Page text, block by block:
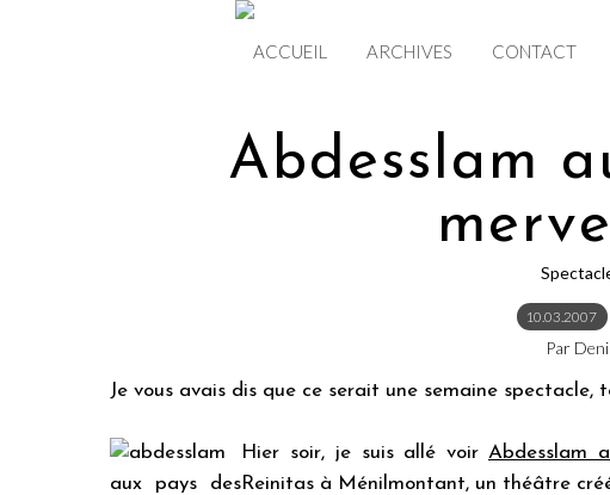
ACCUEIL ARCHIVES CONTACT
Abdesslam
10.03.2007
Par
Je vous avais dis que ce serait une semaine spectacle,
Hier soir, je suis allé voir Abdesslam
Reinitas à Ménilmontant, un théâtre